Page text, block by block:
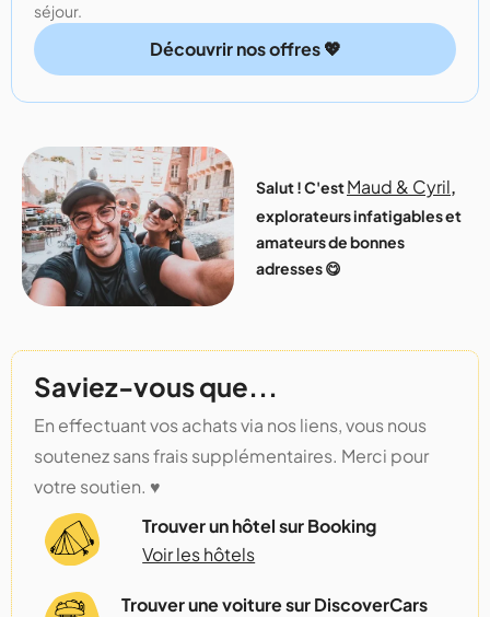
séjour.
Découvrir nos offres 💖
Salut ! C'estMaud & Cyril,
explorateurs infatigables et
amateurs de bonnes
adresses 😋
Saviez-vous que...
En effectuant vos achats via nos liens, vous nous
soutenez sans frais supplémentaires. Merci pour
votre soutien. ♥️
Trouver un hôtel sur Booking
Voir les hôtels
Trouver une voiture sur DiscoverCars